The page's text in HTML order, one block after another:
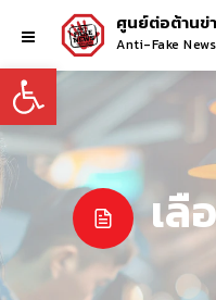
Open toolbar
ศูนย์ต่อต้านข่
Anti-Fake
เลื